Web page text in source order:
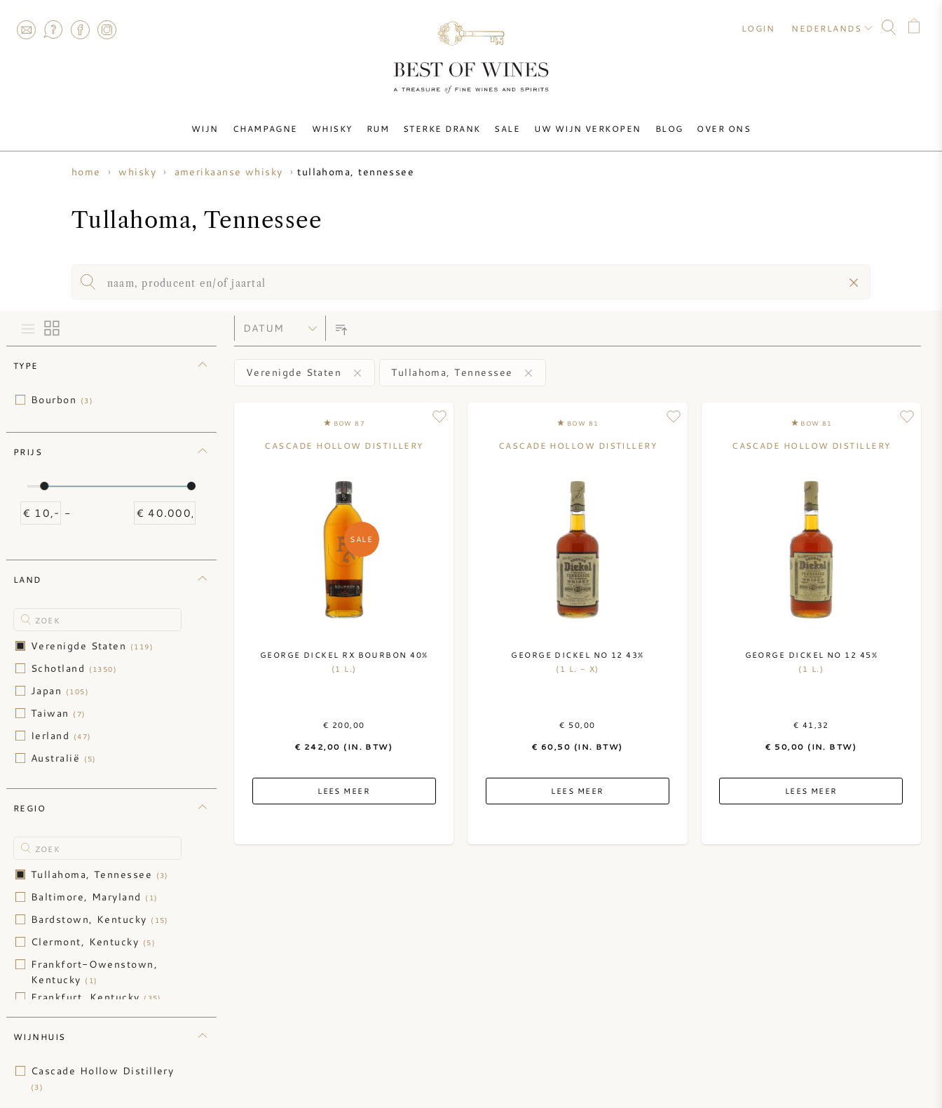
WIJN CHAMPAGNE WHISKY RUM STERKE DRANK SALE UW WIJN VERKOPEN BLOG OVER ONS
LOGIN NEDERLANDS
home whisky amerikaanse whisky tullahoma, tennessee
Tullahoma, Tennessee
TYPE
Bourbon (3)
PRIJS
-
LAND
Verenigde Staten (119)
Schotland (1350)
Japan (105)
Taiwan (7)
Ierland (47)
Australië (5)
Canada
India
Israël(2)
Nederland (2)
Wales(2)
Zweden(4)
REGIO
Tullahoma, Tennessee (3)
Baltimore, Maryland (1)
Bardstown, Kentucky (15)
Clermont, Kentucky (5)
Frankfort-Owenstown,
Kentucky (1)
Frankfurt, Kentucky (35)
Kentucky(15)
Lawrenceburg, Kentucky
Louisville, Kentucky (12)
WIJNHUIS
Cascade Hollow Distillery
(3)
Verenigde Staten Tullahoma, Tennessee
BOW 87
SALE
CASCADE HOLLOW DISTILLERY
GEORGE DICKEL RX BOURBON 40%
(1 L.)
€ 200,00
€ 242,00 (IN. BTW)
LEES MEER
BOW 81
CASCADE HOLLOW DISTILLERY
GEORGE DICKEL NO 12 43%
(1 L. - X)
€ 50,00
€ 60,50 (IN. BTW)
LEES MEER
BOW 81
CASCADE HOLLOW DISTILLERY
GEORGE DICKEL NO 12 45%
(1 L.)
€ 41,32
€ 50,00 (IN. BTW)
LEES MEER